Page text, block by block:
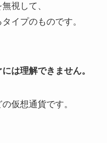
視して、
イプのものです。
は理解できません。
の仮想通貨です。